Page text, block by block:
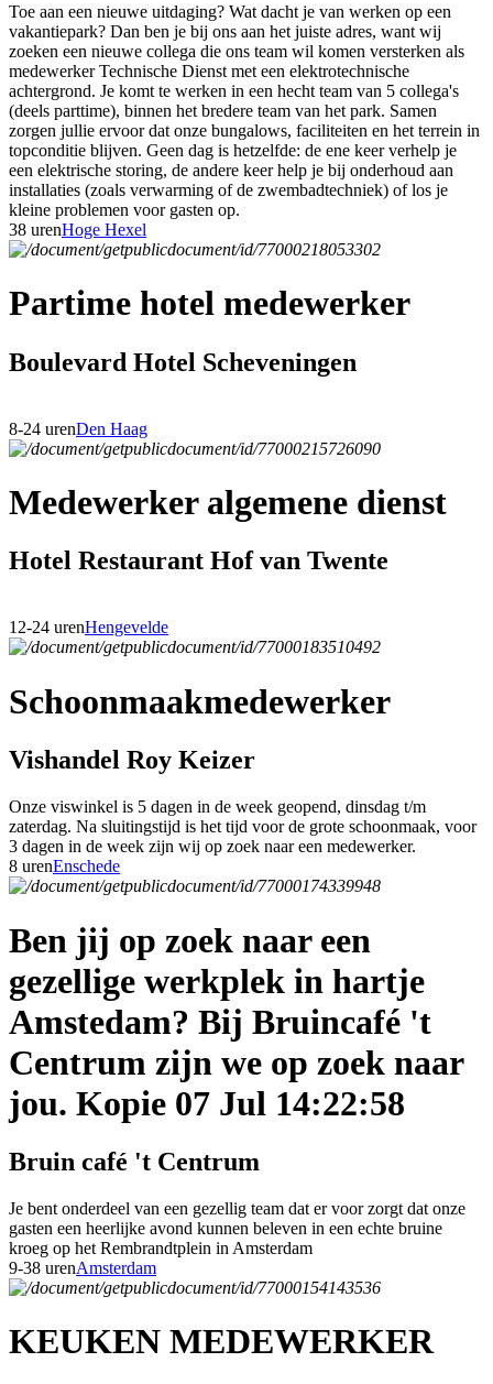
Toe aan een nieuwe uitdaging? Wat dacht je van werken op een
vakantiepark? Dan ben je bij ons aan het juiste adres, want wij
zoeken een nieuwe collega die ons team wil komen versterken als
medewerker Technische Dienst met een elektrotechnische
achtergrond. Je komt te werken in een hecht team van 5 collega's
(deels parttime), binnen het bredere team van het park. Samen
zorgen jullie ervoor dat onze bungalows, faciliteiten en het terrein in
topconditie blijven. Geen dag is hetzelfde: de ene keer verhelp je
een elektrische storing, de andere keer help je bij onderhoud aan
installaties (zoals verwarming of de zwembadtechniek) of los je
kleine problemen voor gasten op.
38 urenHoge Hexel
Partime hotel medewerker
Boulevard Hotel Scheveningen
8-24 urenDen Haag
Medewerker algemene dienst
Hotel Restaurant Hof van Twente
12-24 urenHengevelde
Schoonmaakmedewerker
Vishandel Roy Keizer
Onze viswinkel is 5 dagen in de week geopend, dinsdag t/m
zaterdag. Na sluitingstijd is het tijd voor de grote schoonmaak, voor
3 dagen in de week zijn wij op zoek naar een medewerker.
8 urenEnschede
Ben jij op zoek naar een
gezellige werkplek in hartje
Amstedam? Bij Bruincafé 't
Centrum zijn we op zoek naar
jou. Kopie 07 Jul 14:22:58
Bruin café 't Centrum
Je bent onderdeel van een gezellig team dat er voor zorgt dat onze
gasten een heerlijke avond kunnen beleven in een echte bruine
kroeg op het Rembrandtplein in Amsterdam
9-38 urenAmsterdam
KEUKEN MEDEWERKER